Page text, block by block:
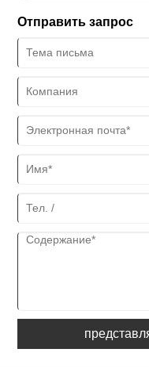
Отправить запрос